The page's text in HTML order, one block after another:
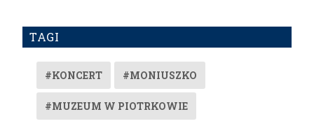
TAGI
#KONCERT #MONIUSZKO
#MUZEUM W PIOTRKOWIE